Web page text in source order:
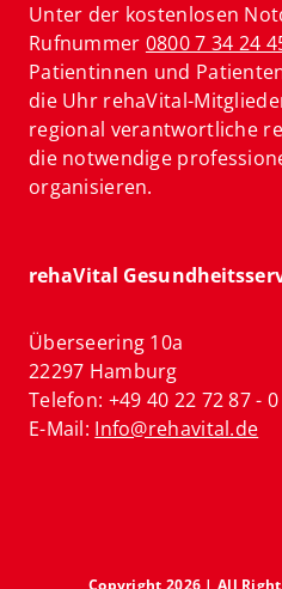
Unter der kostenlosen
Rufnummer 0800 7 34 24
Patientinnen und
die Uhr rehaVital-
regional verantwortliche
die notwendige
organisieren.
rehaVital
Überseering 10a
22297 Hamburg
Telefon: +49 40 22 72 87 - 0
E-Mail: Info@rehavital.de